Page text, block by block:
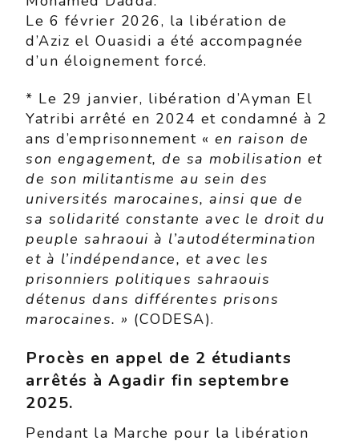
Le 6 février 2026, la libération de
d’Aziz el Ouasidi a été accompagnée
d’un éloignement forcé.
* Le 29 janvier, libération d’Ayman El
Yatribi arrêté en 2024 et condamné à 2
ans d’emprisonnement « en raison de
son engagement, de sa mobilisation et
de son militantisme au sein des
universités marocaines, ainsi que de
sa solidarité constante avec le droit du
peuple sahraoui à l’autodétermination
et à l’indépendance, et avec les
prisonniers politiques sahraouis
détenus dans différentes prisons
marocaines. » (CODESA).
Procès en appel de 2 étudiants
arrêtés à Agadir fin septembre
2025.
Pendant la Marche pour la libération